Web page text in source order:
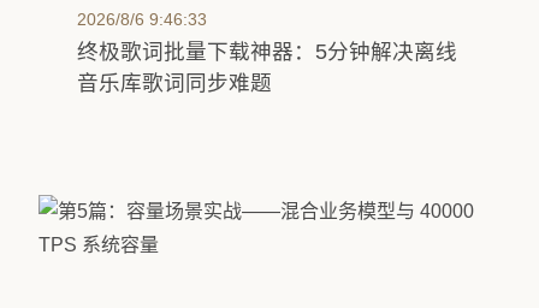
2026/8/6 9:46:33
终极歌词批量下载神器：5分钟解决离线
音乐库歌词同步难题